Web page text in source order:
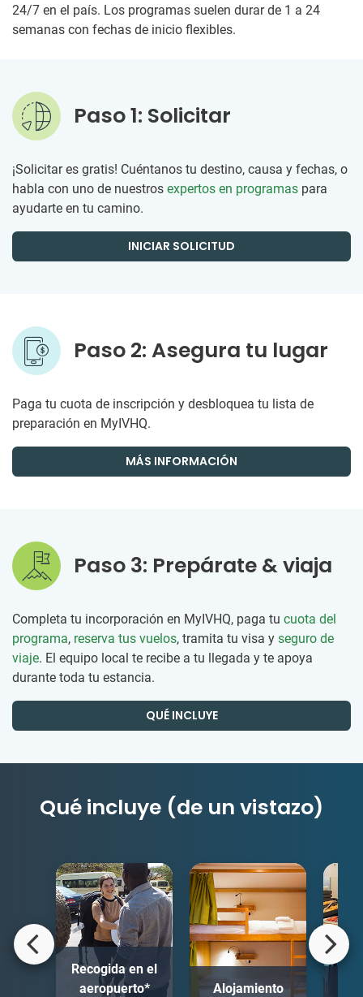
24/7 en el país. Los programas suelen durar de 1 a 24
semanas con fechas de inicio flexibles.
Paso 1: Solicitar
¡Solicitar es gratis! Cuéntanos tu destino, causa y fechas, o
habla con uno de nuestros expertos en programas para
ayudarte en tu camino.
INICIAR SOLICITUD
Paso 2: Asegura tu lugar
Paga tu cuota de inscripción y desbloquea tu lista de
preparación en MyIVHQ.
MÁS INFORMACIÓN
Paso 3: Prepárate & viaja
Completa tu incorporación en MyIVHQ, paga tu cuota del
programa, reserva tus vuelos, tramita tu visa y seguro de
viaje. El equipo local te recibe a tu llegada y te apoya
durante toda tu estancia.
QUÉ INCLUYE
Qué incluye (de un vistazo)
Recogida en el
aeropuerto*
Alojamiento